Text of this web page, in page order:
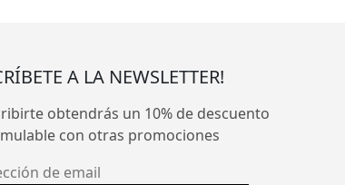
A LA NEWSLETTER!
obtendrás un 10% de descuento
con otras promociones